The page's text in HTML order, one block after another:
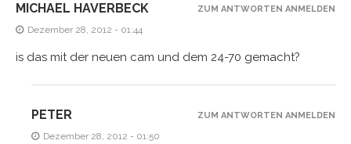
MICHAEL HAVERBECK
Dezember 28, 2012 - 01:44
is das mit der neuen cam und dem 24-70 gemacht?
ZUM ANTWORTEN ANMELDEN
PETER
Dezember 28, 2012 - 01:50
ZUM ANTWORTEN ANMELDEN